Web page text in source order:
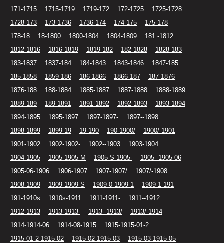
171-1715
1715-1719 1719-172 172-1725
1725-1728
1728-173
173-1736 1736-174 174-175
175-178
178-18
18-1800 1800-1804 1804-1809
181 -1812
1812-1816
1816-1819 1819-182 182-1828
1828-183
183-1837
1837-184 184-1843 1843-1846
1847-185
185-1858
1859-186 186-1866 1866-187
187-1876
1876-188
188-1884 1885-1887 1887-1888
1888-1889
1889-189
189-1891 1891-1892 1892-1893
1893-1894
1894-1895
1895-1897 1897-1897-
1897--1898
1898-1899
1899-19 19-190 190-1900/
1900/-1901
1901-1902
1902-1902- 1902--1903
1903-1904
1904-1905
1905-1905 M 1905 S-1905-
1905--1905-06
1905-06-1906
1906-1907 1907-1907/
1907/-1908
1908-1909
1909-1909 S 1909-0-1909-1
1909-1-191
191-1910s
1910s-1911 1911-1911-
1911--1912
1912-1913
1913-1913- 1913--1913/
1913/-1914
1914-1914-06
1914-08-1915
1915-1915-01-2
1915-01-2-1915-02
1915-02-1915-03
1915-03-1915-05